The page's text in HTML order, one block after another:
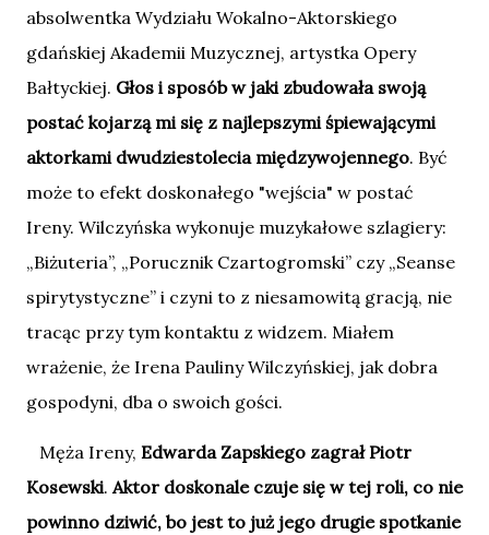
absolwentka Wydziału Wokalno-Aktorskiego
gdańskiej Akademii Muzycznej, artystka Opery
Bałtyckiej. Głos i sposób w jaki zbudowała swoją
postać kojarzą mi się z najlepszymi śpiewającymi
aktorkami dwudziestolecia międzywojennego. Być
może to efekt doskonałego "wejścia" w postać
Ireny. Wilczyńska wykonuje muzykałowe szlagiery:
„Biżuteria”, „Porucznik Czartogromski” czy „Seanse
spirytystyczne” i czyni to z niesamowitą gracją, nie
tracąc przy tym kontaktu z widzem. Miałem
wrażenie, że Irena Pauliny Wilczyńskiej, jak dobra
gospodyni, dba o swoich gości.
Męża Ireny, Edwarda Zapskiego zagrał Piotr
Kosewski. Aktor doskonale czuje się w tej roli, co nie
powinno dziwić, bo jest to już jego drugie spotkanie